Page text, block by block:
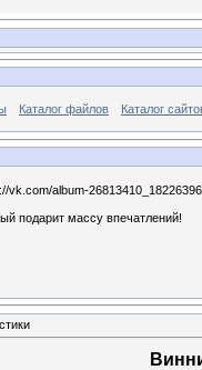
Каталог файлов Каталог
vk.com/album-
подарит массу впечатлений!